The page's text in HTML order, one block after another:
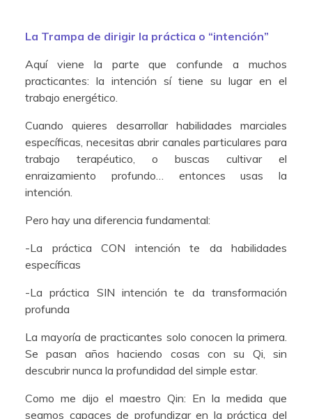
La Trampa de dirigir la práctica o “intención”
Aquí viene la parte que confunde a muchos
practicantes: la intención sí tiene su lugar en el
trabajo energético.
Cuando quieres desarrollar habilidades marciales
específicas, necesitas abrir canales particulares para
trabajo terapéutico, o buscas cultivar el
enraizamiento profundo… entonces usas la
intención.
Pero hay una diferencia fundamental:
-La práctica CON intención te da habilidades
específicas
-La práctica SIN intención te da transformación
profunda
La mayoría de practicantes solo conocen la primera.
Se pasan años haciendo cosas con su Qi, sin
descubrir nunca la profundidad del simple estar.
Como me dijo el maestro Qin: En la medida que
seamos capaces de profundizar en la práctica del